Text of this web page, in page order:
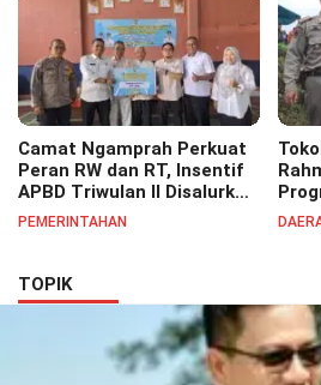
Camat Ngamprah Perkuat
Peran RW dan RT, Insentif
APBD Triwulan II Disalurkan
untuk Tingkatkan
PEMERINTAHAN
TOPIK